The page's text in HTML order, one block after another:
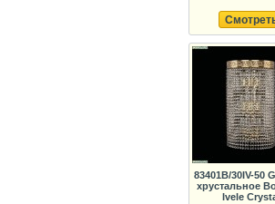
83401B/30IV-50
хрустальное
Ivele